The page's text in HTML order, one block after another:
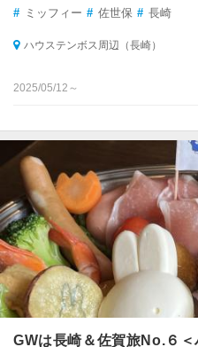
# ミッフィー # 佐世保 # 長崎
ハウステンボス周辺（長崎）
2025/05/12～
GWは長崎＆佐賀旅No.６